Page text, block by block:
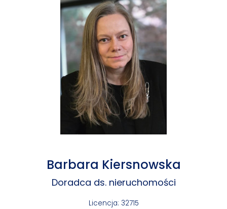
Barbara Kiersnowska
Doradca ds. nieruchomości
Licencja: 32715